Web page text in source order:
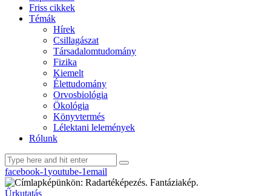
Friss cikkek
Témák
Hírek
Csillagászat
Társadalomtudomány
Fizika
Kiemelt
Élettudomány
Orvosbiológia
Ökológia
Könyvtermés
Lélektani lelemények
Rólunk
facebook-1youtube-1email
Űrkutatás